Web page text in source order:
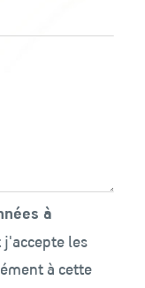
à
j'accepte les
à cette